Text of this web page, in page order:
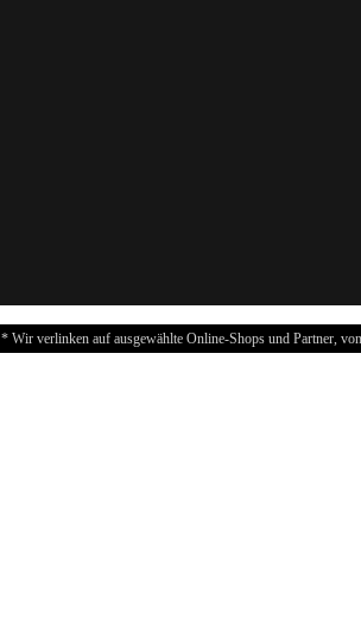
* Wir verlinken auf ausgewählte Online-Shops und Partner,